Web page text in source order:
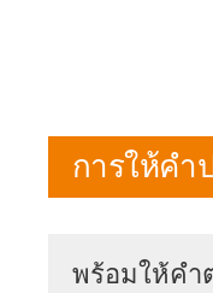
การให้คำ
พร้อมให้คำ